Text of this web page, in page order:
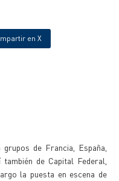
en X
de Francia, España,
de Capital Federal,
la puesta en escena de